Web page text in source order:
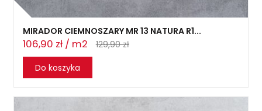
MIRADOR CIEMNOSZARY MR 13 NATURA R1...
106,90 zł / m2
129,90 zł
Do koszyka